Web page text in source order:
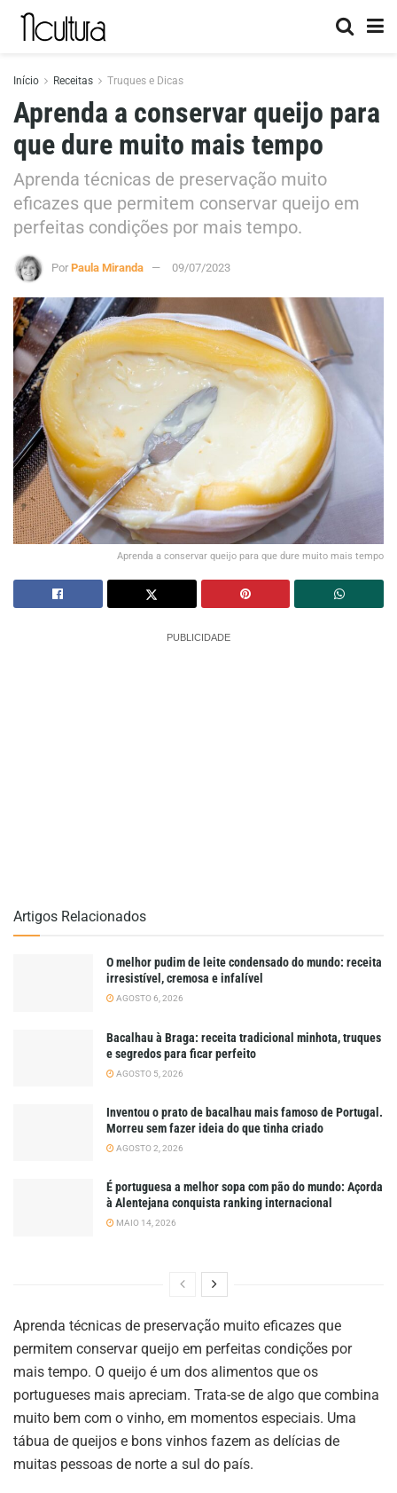
Início Receitas Truques e Dicas
Aprenda a conservar queijo para
que dure muito mais tempo
Aprenda técnicas de preservação muito
eficazes que permitem conservar queijo em
perfeitas condições por mais tempo.
Por Paula Miranda 09/07/2023
Aprenda a conservar queijo para que dure muito mais tempo
PUBLICIDADE
Artigos Relacionados
O melhor pudim de leite condensado do mundo: receita
irresistível, cremosa e infalível
AGOSTO 6, 2026
Bacalhau à Braga: receita tradicional minhota, truques
e segredos para ficar perfeito
AGOSTO 5, 2026
Inventou o prato de bacalhau mais famoso de Portugal.
Morreu sem fazer ideia do que tinha criado
AGOSTO 2, 2026
É portuguesa a melhor sopa com pão do mundo: Açorda
à Alentejana conquista ranking internacional
MAIO 14, 2026
Aprenda técnicas de preservação muito eficazes que
permitem conservar queijo em perfeitas condições por
mais tempo. O queijo é um dos alimentos que os
portugueses mais apreciam. Trata-se de algo que combina
muito bem com o vinho, em momentos especiais. Uma
tábua de queijos e bons vinhos fazem as delícias de
muitas pessoas de norte a sul do país.